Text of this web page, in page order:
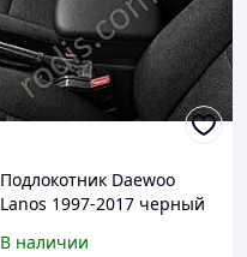
Подлокотник Daewoo
Lanos 1997-2017 черный
В наличии